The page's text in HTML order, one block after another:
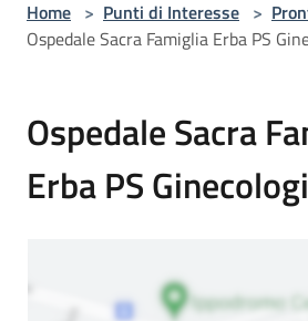
Home > Punti di Interesse >
Ospedale Sacra Famiglia Erba PS
Ospedale Sacra
Erba PS